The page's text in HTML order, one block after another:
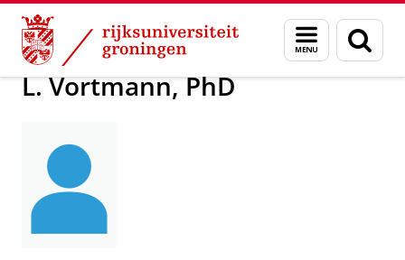
Skip
Content
Skip
Navigation
Menu
en
zoeken
Over ons L. Vortmann, PhD
L. Vortmann, PhD